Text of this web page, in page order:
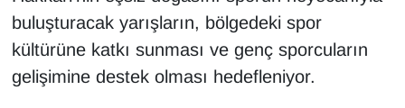
buluşturacak yarışların, bölgedeki spor
kültürüne katkı sunması ve genç sporcuların
gelişimine destek olması hedefleniyor.
Kültür & Sanat
KURDÎ